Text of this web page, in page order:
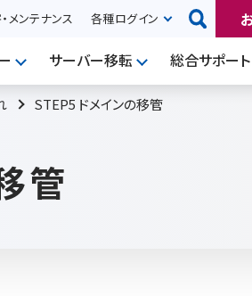
メンテナンス 各種ログイン
サーバー移転 総合サポート
STEP5 ドメインの移管
管